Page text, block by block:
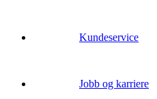
Kundeservice
Jobb og karriere